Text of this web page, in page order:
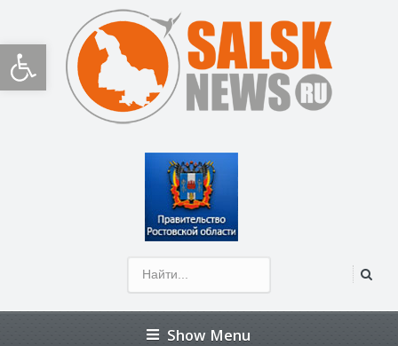
Открыть панель инструментов
Show Menu